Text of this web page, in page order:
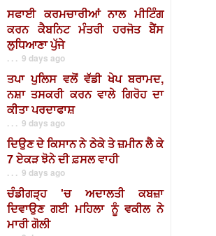
ਸਫਾਈ ਕਰਮਚਾਰੀਆਂ ਨਾਲ ਮੀਟਿੰਗ
ਕਰਨ ਕੈਬਨਿਟ ਮੰਤਰੀ ਹਰਜੋਤ ਬੈਂਸ
ਲੁਧਿਆਣਾ ਪੁੱਜੇ
. . . 9 days ago
ਤਪਾ ਪੁਲਿਸ ਵਲੋਂ ਵੱਡੀ ਖੇਪ ਬਰਾਮਦ,
ਨਸ਼ਾ ਤਸਕਰੀ ਕਰਨ ਵਾਲੇ ਗਿਰੋਹ ਦਾ
ਕੀਤਾ ਪਰਦਾਫਾਸ਼
. . . 9 days ago
ਦਿਉਣ ਦੇ ਕਿਸਾਨ ਨੇ ਠੇਕੇ ਤੇ ਜ਼ਮੀਨ ਲੈ ਕੇ
7 ਏਕੜ ਝੋਨੇ ਦੀ ਫ਼ਸਲ ਵਾਹੀ
. . . 9 days ago
ਚੰਡੀਗੜ੍ਹ 'ਚ ਅਦਾਲਤੀ ਕਬਜ਼ਾ
ਦਿਵਾਉਣ ਗਈ ਮਹਿਲਾ ਨੂੰ ਵਕੀਲ ਨੇ
ਮਾਰੀ ਗੋਲੀ